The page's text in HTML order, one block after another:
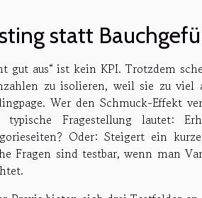
statt
gut aus“ ist kein KPI. Trotzdem
zu isolieren, weil sie zu viel
Wer den Schmuck-Effekt
typische Fragestellung lautet:
Oder: Steigert ein
Fragen sind testbar, wenn man